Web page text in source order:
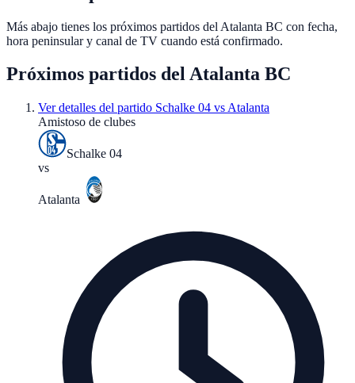
Más abajo tienes los próximos partidos del Atalanta BC con fecha,
hora peninsular y canal de TV cuando está confirmado.
Próximos partidos delAtalanta BC
Ver detalles del partido Schalke 04 vs Atalanta
Amistoso de clubes
Schalke 04
vs
Atalanta